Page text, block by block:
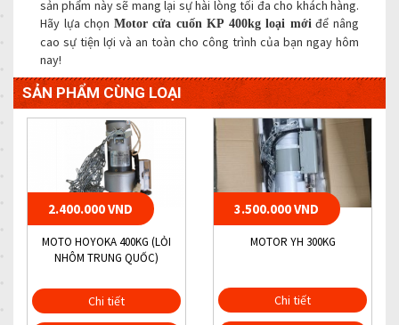
sản phẩm này sẽ mang lại sự hài lòng tối đa cho khách hàng.
Hãy lựa chọn Motor cửa cuốn KP 400kg loại mớiđể nâng
cao sự tiện lợi và an toàn cho công trình của bạn ngay hôm
nay!
SẢN PHẨM CÙNG LOẠI
2.400.000 VND
MOTO HOYOKA 400KG (LỎI
NHÔM TRUNG QUỐC)
Chi tiết
3.500.000 VND
MOTOR YH 300KG
Chi tiết